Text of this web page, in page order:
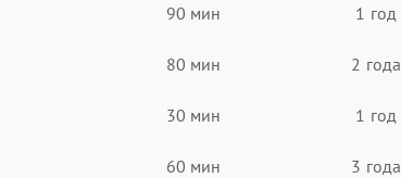
90 мин 1 год
80 мин 2 года
30 мин 1 год
60 мин 3 года